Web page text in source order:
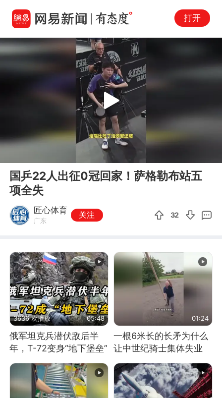
打开
Play
国乒22人出征0冠回家！萨格勒布站五
项全失
匠心体育
广东
关注 32
3636 次播放 05:48
俄军坦克兵潜伏敌后半
年，T-72变身“地下堡垒”
01:24
一根6米长的长矛为什么
让中世纪骑士集体失业